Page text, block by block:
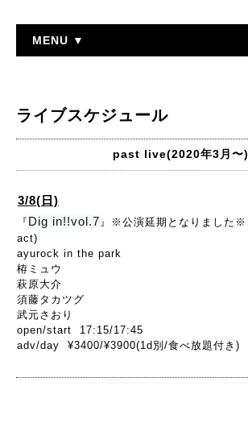
MENU ▼
ライブスケジュール
past live(2020年3月〜)
3/8(日)
『 Dig in!!vol.7』※公演延期となりました※
act)
ayurock in the park
栫ミュウ
萩原大介
須藤タカツグ
武元さおり
open/start 17:15/17:45
adv/day ¥3400/¥3900(1d別/食べ放題付き)